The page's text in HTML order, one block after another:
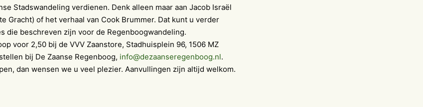
Stadswandeling verdienen. Denk alleen maar aan Jacob Israël
Gracht) of het verhaal van Cook Brummer. Dat kunt u verder
die beschreven zijn voor de Regenboogwandeling.
voor 2,50 bij de VVV Zaanstore, Stadhuisplein 96, 1506 MZ
bij De Zaanse Regenboog, info@dezaanseregenboog.nl.
dan wensen we u veel plezier. Aanvullingen zijn altijd welkom.